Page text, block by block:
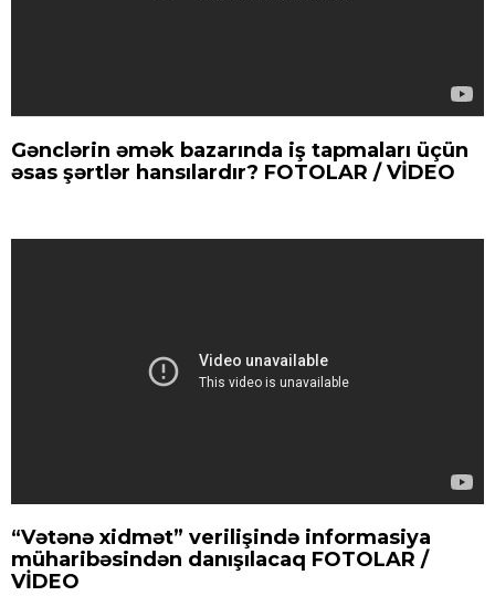
Gənclərin əmək bazarında iş tapmaları üçün
əsas şərtlər hansılardır? FOTOLAR / VİDEO
“Vətənə xidmət” verilişində informasiya
müharibəsindən danışılacaq FOTOLAR /
VİDEO